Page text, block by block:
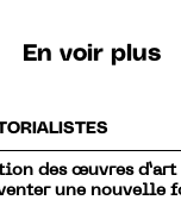
En voir plus
des œuvres
une nouvelle